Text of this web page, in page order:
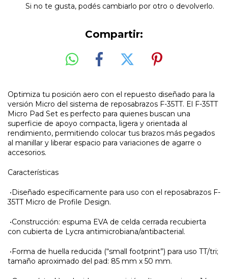
Si no te gusta, podés cambiarlo por otro o devolverlo.
Compartir:
Optimiza tu posición aero con el repuesto diseñado para la
versión Micro del sistema de reposabrazos F-35TT. El F-35TT
Micro Pad Set es perfecto para quienes buscan una
superficie de apoyo compacta, ligera y orientada al
rendimiento, permitiendo colocar tus brazos más pegados
al manillar y liberar espacio para variaciones de agarre o
accesorios.
Características
•Diseñado específicamente para uso con el reposabrazos F-
35TT Micro de Profile Design.
•Construcción: espuma EVA de celda cerrada recubierta
con cubierta de Lycra antimicrobiana/antibacterial.
•Forma de huella reducida (“small footprint”) para uso TT/tri;
tamaño aproximado del pad: 85 mm x 50 mm.